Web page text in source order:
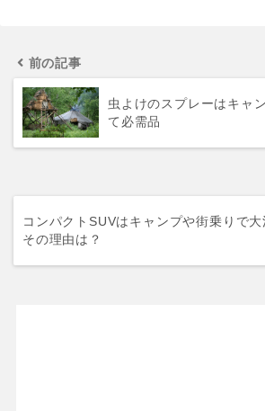
前の記事
虫よけのスプレーはキャ
て必需品
コンパクトSUVはキャンプや街乗りで大
その理由は？